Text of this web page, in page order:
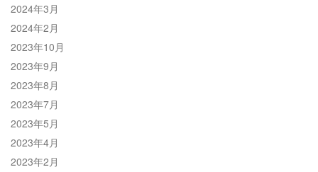
2024年3月
2024年2月
2023年10月
2023年9月
2023年8月
2023年7月
2023年5月
2023年4月
2023年2月